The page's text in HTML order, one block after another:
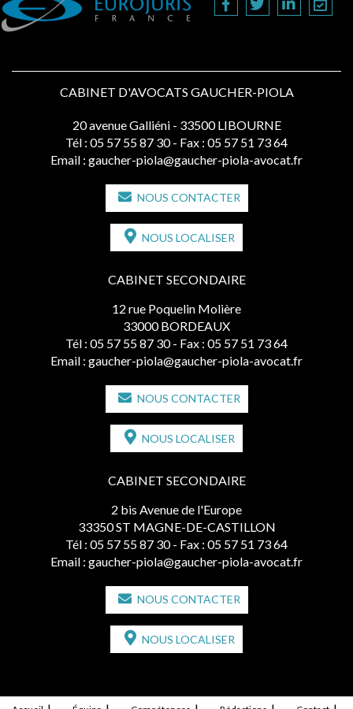
CABINET D'AVOCATS GAUCHER-PIOLA
20 avenue Galliéni - 33500 LIBOURNE
Tél : 05 57 55 87 30 - Fax : 05 57 51 73 64
Email : gaucher-piola@gaucher-piola-avocat.fr
NOUS CONTACTER
NOUS LOCALISER
CABINET SECONDAIRE
12 rue Poquelin Molière
33000 BORDEAUX
Tél : 05 57 55 87 30 - Fax : 05 57 51 73 64
Email : gaucher-piola@gaucher-piola-avocat.fr
NOUS CONTACTER
NOUS LOCALISER
CABINET SECONDAIRE
2 bis Avenue de l'Europe
33350 ST MAGNE-DE-CASTILLON
Tél : 05 57 55 87 30 - Fax : 05 57 51 73 64
Email : gaucher-piola@gaucher-piola-avocat.fr
NOUS CONTACTER
NOUS LOCALISER